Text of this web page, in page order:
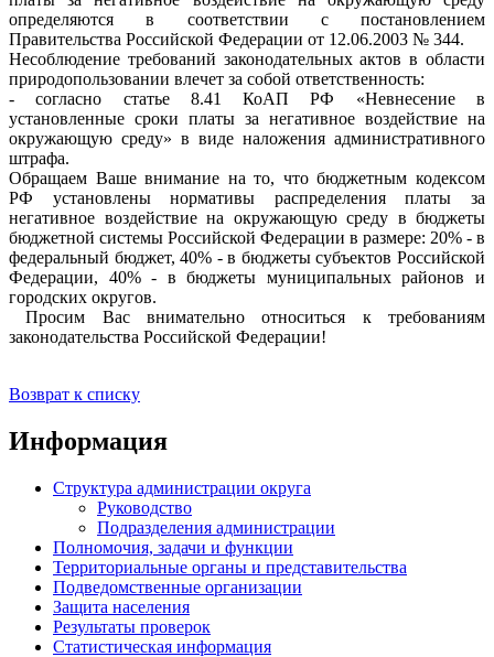
определяются в соответствии с постановлением
Правительства Российской Федерации от 12.06.2003 № 344.
Несоблюдение требований законодательных актов в области
природопользовании влечет за собой ответственность:
- согласно статье 8.41 КоАП РФ «Невнесение в
установленные сроки платы за негативное воздействие на
окружающую среду» в виде наложения административного
штрафа.
Обращаем Ваше внимание на то, что бюджетным кодексом
РФ установлены нормативы распределения платы за
негативное воздействие на окружающую среду в бюджеты
бюджетной системы Российской Федерации в размере: 20% - в
федеральный бюджет, 40% - в бюджеты субъектов Российской
Федерации, 40% - в бюджеты муниципальных районов и
городских округов.
Просим Вас внимательно относиться к требованиям
законодательства Российской Федерации!
Возврат к списку
Информация
Структура администрации округа
Руководство
Подразделения администрации
Полномочия, задачи и функции
Территориальные органы и представительства
Подведомственные организации
Защита населения
Результаты проверок
Статистическая информация